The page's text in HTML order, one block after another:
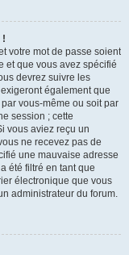
!
votre mot de passe soient
et que vous avez spécifié
devrez suivre les
également que
vous-même ou soit par
session ; cette
vous aviez reçu un
ne recevez pas de
une mauvaise adresse
été filtré en tant que
électronique que vous
administrateur du forum.